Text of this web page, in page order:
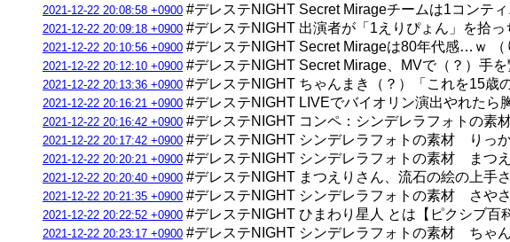
2021-12-22 20:08:58 +0900 #デレステNIGHT Secret Mirageチームは1コンテ
2021-12-22 20:09:18 +0900 #デレステNIGHT 出演者が「1えりぴょん」を拾
2021-12-22 20:10:56 +0900 #デレステNIGHT Secret Mirageは80年代感…ｗ （
2021-12-22 20:12:10 +0900 #デレステNIGHT Secret Mirage、MVで（？）手
2021-12-22 20:13:36 +0900 #デレステNIGHT ちゃんまき（？）「これを15歳
2021-12-22 20:16:21 +0900 #デレステNIGHT LIVEでバイオリン演出やれたら
2021-12-22 20:16:42 +0900 #デレステNIGHT コンペ：シンデレラフォトの素
2021-12-22 20:17:42 +0900 #デレステNIGHT シンデレラフォトの素材 りっ
2021-12-22 20:20:21 +0900 #デレステNIGHT シンデレラフォトの素材 まつ
2021-12-22 20:20:40 +0900 #デレステNIGHT まつえりさん、流石の絵の上手
2021-12-22 20:21:35 +0900 #デレステNIGHT シンデレラフォトの素材 さ
2021-12-22 20:22:52 +0900 #デレステNIGHT ひまわり星人 とは【ピクシブ百
2021-12-22 20:23:17 +0900 #デレステNIGHT シンデレラフォトの素材 ちゃ